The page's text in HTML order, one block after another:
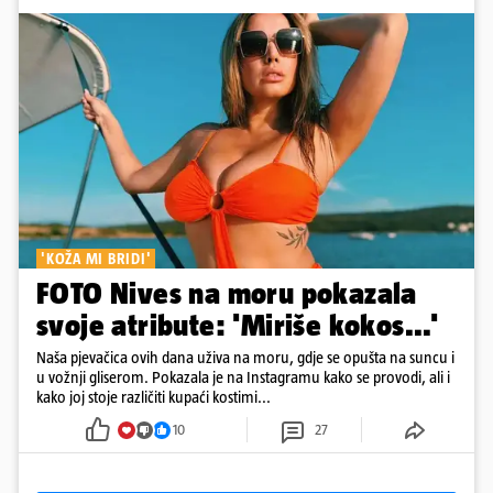
'KOŽA MI BRIDI'
FOTO Nives na moru pokazala
svoje atribute: 'Miriše kokos...'
Naša pjevačica ovih dana uživa na moru, gdje se opušta na suncu i
u vožnji gliserom. Pokazala je na Instagramu kako se provodi, ali i
kako joj stoje različiti kupaći kostimi...
10 27